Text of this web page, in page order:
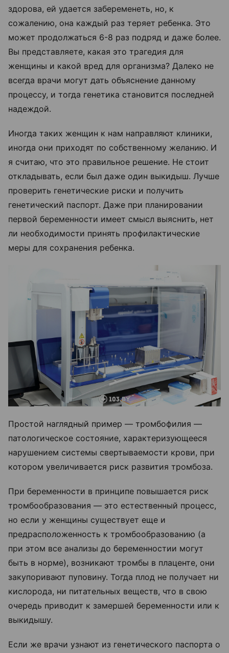
здорова, ей удается забеременеть, но, к
сожалению, она каждый раз теряет ребенка. Это
может продолжаться 6-8 раз подряд и даже более.
Вы представляете, какая это трагедия для
женщины и какой вред для организма? Далеко не
всегда врачи могут дать объяснение данному
процессу, и тогда генетика становится последней
надеждой.
Иногда таких женщин к нам направляют клиники,
иногда они приходят по собственному желанию. И
я считаю, что это правильное решение. Не стоит
откладывать, если был даже один выкидыш. Лучше
проверить генетические риски и получить
генетический паспорт. Даже при планировании
первой беременности имеет смысл выяснить, нет
ли необходимости принять профилактические
меры для сохранения ребенка.
Простой наглядный пример — тромбофилия —
патологическое состояние, характеризующееся
нарушением системы свертываемости крови, при
котором увеличивается риск развития тромбоза.
При беременности в принципе повышается риск
тромбообразования — это естественный процесс,
но если у женщины существует еще и
предрасположенность к тромбообразованию (а
при этом все анализы до беременностии могут
быть в норме), возникают тромбы в плаценте, они
закупоривают пуповину. Тогда плод не получает ни
кислорода, ни питательных веществ, что в свою
очередь приводит к замершей беременности или к
выкидышу.
Если же врачи узнают из генетического паспорта о